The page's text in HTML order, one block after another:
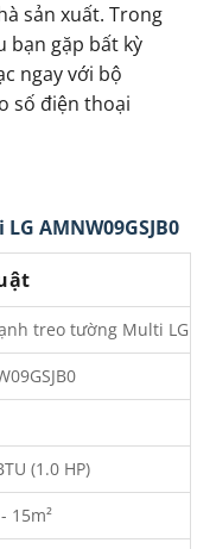
sản xuất. Trong
bạn gặp bất kỳ
ngay với bộ
số điện thoại
AMNW09GSJB0
treo tường Multi LG
(1.0 HP)
15m²